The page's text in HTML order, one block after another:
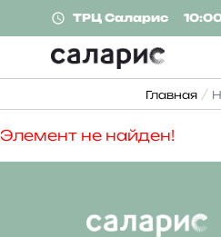
ТРЦ Саларис
Главная
Элемент не найден!